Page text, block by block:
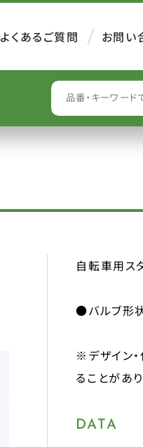
よくあるご質問 お問い
自転車用ス
●バルブ形
※デザイン
ることがあ
DATA